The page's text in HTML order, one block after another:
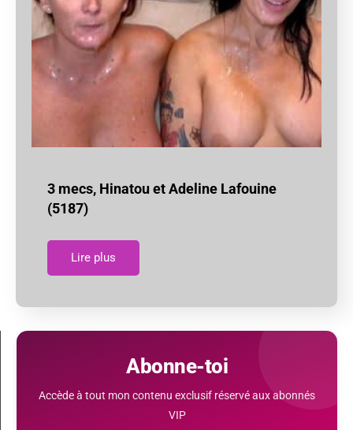
3 mecs, Hinatou et Adeline Lafouine
(5187)
Lire plus
Abonne-toi
Accède à tout mon contenu exclusif réservé aux abonnés
VIP